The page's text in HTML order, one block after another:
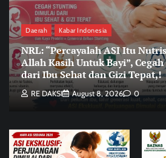
Daerah Kabar Indonesia
NRL: “Percayalah ASI Itu
Allah Kasih Untuk Bayi”,
dari Ibu Sehat dan Gizi Tepat,!
RE DAKSI August 8, 2026 0